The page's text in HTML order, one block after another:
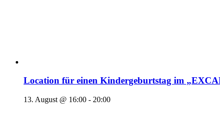
Location für einen Kindergeburtstag im
13. August @ 16:00 - 20:00